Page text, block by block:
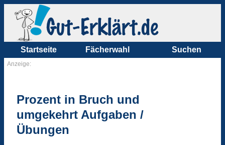
Startseite Fächerwahl Suchen
Anzeige:
Prozent in Bruch und
umgekehrt Aufgaben /
Übungen